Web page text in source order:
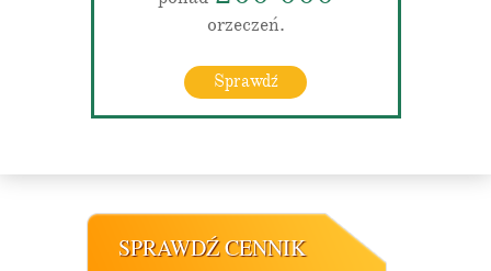
orzeczeń.
Sprawdź
SPRAWDŹ CENNIK